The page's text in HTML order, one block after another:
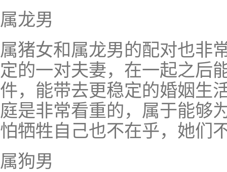
属龙男
属猪女和属龙男的配对也非
定的一对夫妻，在一起之后
件，能带去更稳定的婚姻生
庭是非常看重的，属于能够
怕牺牲自己也不在乎，她们
属狗男